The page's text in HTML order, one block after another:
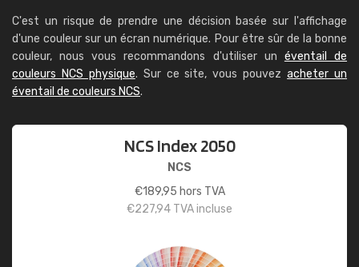
C'est un risque de prendre une décision basée sur l'affichage
d'une couleur sur un écran numérique. Pour être sûr de la bonne
couleur, nous vous recommandons d'utiliser un éventail de
couleurs NCS physique. Sur ce site, vous pouvezacheter un
éventail de couleurs NCS.
NCS Index 2050
NCS
€189,95 hors TVA
€227,94 TVA incluse